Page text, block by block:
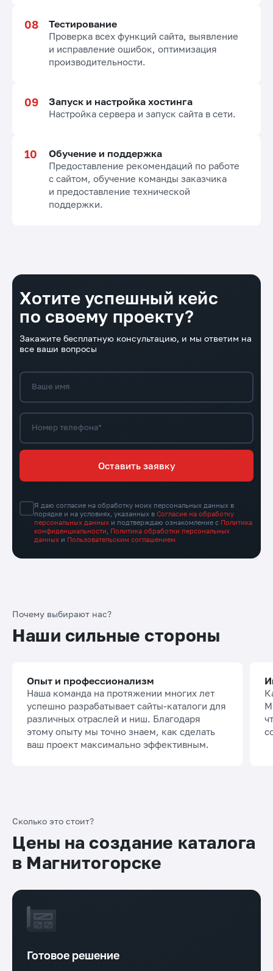
Тестирование
Проверка всех функций сайта, выявление
и исправление ошибок, оптимизация
производительности.
Запуск и настройка хостинга
Настройка сервера и запуск сайта в сети.
Обучение и поддержка
Предоставление рекомендаций по работе
с сайтом, обучение команды заказчика
и предоставление технической
поддержки.
Хотите успешный кейс
по своему проекту?
Закажите бесплатную консультацию, и мы ответим на
все ваши вопросы
Ваше имя
Номер телефона*
Оставить заявку
Я даю согласие на обработку моих персональных данных в
порядке и на условиях, указанных в Согласие на обработку
персональных данных и подтверждаю ознакомление с Политика
конфиденциальности
Политика обработки персональных
данных и Пользовательским соглашением
Почему выбирают нас?
Наши сильные стороны
Опыт и профессионализм
Наша команда на протяжении многих лет
успешно разрабатывает сайты-каталоги для
различных отраслей и ниш. Благодаря
этому опыту мы точно знаем, как сделать
ваш проект максимально эффективным.
Сколько это стоит?
Цены на создание каталога
в Магнитогорске
Готовое решение